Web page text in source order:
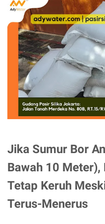
Jika Sumur Bor
Bawah 10
Tetap Keruh
Terus-Menerus